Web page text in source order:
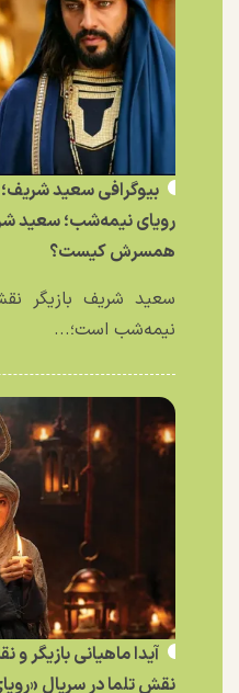
بیوگرافی سعید
رویای نیمه‌شب؛ سعید
همسرش کیست؟
سعید شریف بازیگر
نیمه‌شب است؛...
آیدا ماهیانی بازیگر و
نقش تلما در سریال